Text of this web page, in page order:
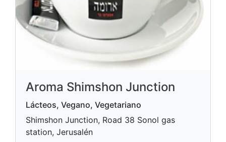
Aroma Shimshon Junction
Lácteos, Vegano, Vegetariano
Shimshon Junction, Road 38 Sonol gas
station, Jerusalén